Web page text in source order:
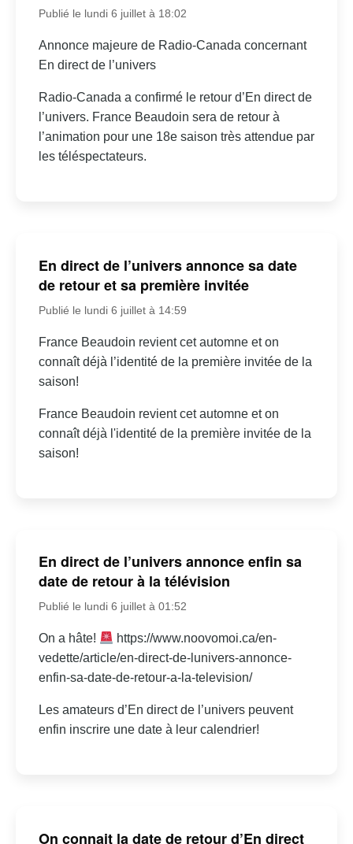
Publié le lundi 6 juillet à 18:02
Annonce majeure de Radio-Canada concernant
En direct de l’univers
Radio-Canada a confirmé le retour d’En direct de
l’univers. France Beaudoin sera de retour à
l’animation pour une 18e saison très attendue par
les téléspectateurs.
En direct de l’univers annonce sa date
de retour et sa première invitée
Publié le lundi 6 juillet à 14:59
France Beaudoin revient cet automne et on
connaît déjà l’identité de la première invitée de la
saison!
France Beaudoin revient cet automne et on
connaît déjà l'identité de la première invitée de la
saison!
En direct de l’univers annonce enfin sa
date de retour à la télévision
Publié le lundi 6 juillet à 01:52
On a hâte!
https://www.noovomoi.ca/en-
vedette/article/en-direct-de-lunivers-annonce-
enfin-sa-date-de-retour-a-la-television/
Les amateurs d’En direct de l’univers peuvent
enfin inscrire une date à leur calendrier!
On connait la date de retour d’En direct